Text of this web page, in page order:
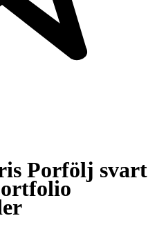
Porfölj svart